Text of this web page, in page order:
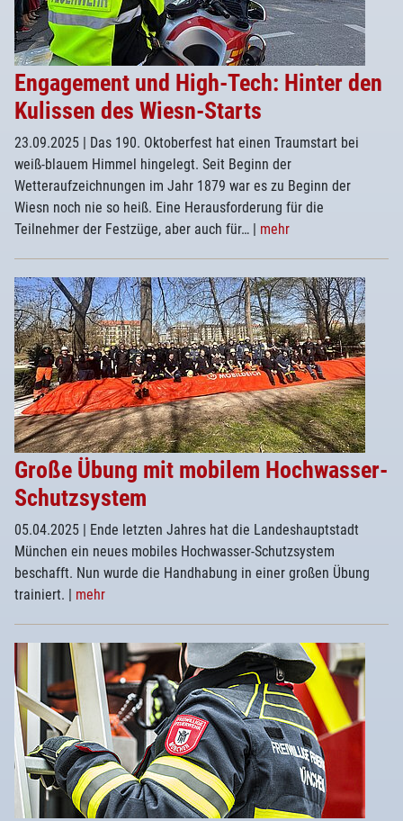
Engagement und High-Tech: Hinter den
Kulissen des Wiesn-Starts
23.09.2025 | Das 190. Oktoberfest hat einen Traumstart bei
weiß-blauem Himmel hingelegt. Seit Beginn der
Wetteraufzeichnungen im Jahr 1879 war es zu Beginn der
Wiesn noch nie so heiß. Eine Herausforderung für die
Teilnehmer der Festzüge, aber auch für… | mehr
Große Übung mit mobilem Hochwasser-
Schutzsystem
05.04.2025 | Ende letzten Jahres hat die Landeshauptstadt
München ein neues mobiles Hochwasser-Schutzsystem
beschafft. Nun wurde die Handhabung in einer großen Übung
trainiert. | mehr